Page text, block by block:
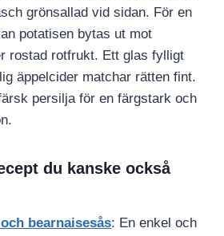
grönsallad vid sidan. För en
potatisen bytas ut mot
rostad rotfrukt. Ett glas fylligt
äppelcider matchar rätten fint.
persilja för en färgstark och
du kanske också
bearnaisesås: En enkel och